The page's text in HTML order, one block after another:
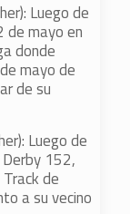
Luego de
de mayo en
donde
mayo de
de su
Luego de
152,
de
a su vecino